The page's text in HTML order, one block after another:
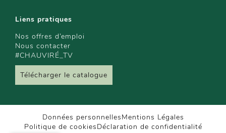
Liens pratiques
Nos offres d’emploi
Nous contacter
#CHAUVIRÉ_TV
Télécharger le catalogue
Données personnellesMentions Légales
Politique de cookiesDéclaration de confidentialité